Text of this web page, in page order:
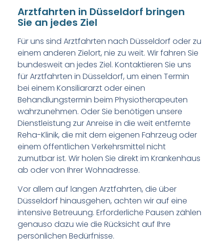
Arztfahrten in Düsseldorf bringen
Sie an jedes Ziel
Für uns sind Arztfahrten nach Düsseldorf oder zu
einem anderen Zielort, nie zu weit. Wir fahren Sie
bundesweit an jedes Ziel. Kontaktieren Sie uns
für Arztfahrten in Düsseldorf, um einen Termin
bei einem Konsiliararzt oder einen
Behandlungstermin beim Physiotherapeuten
wahrzunehmen. Oder Sie benötigen unsere
Dienstleistung zur Anreise in die weit entfernte
Reha-Klinik, die mit dem eigenen Fahrzeug oder
einem öffentlichen Verkehrsmittel nicht
zumutbar ist. Wir holen Sie direkt im Krankenhaus
ab oder von Ihrer Wohnadresse.
Vor allem auf langen Arztfahrten, die über
Düsseldorf hinausgehen, achten wir auf eine
intensive Betreuung. Erforderliche Pausen zählen
genauso dazu wie die Rücksicht auf Ihre
persönlichen Bedürfnisse.